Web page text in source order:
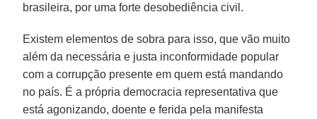
brasileira, por uma forte desobediência civil.
Existem elementos de sobra para isso, que vão muito
além da necessária e justa inconformidade popular
com a corrupção presente em quem está mandando
no país. É a própria democracia representativa que
está agonizando, doente e ferida pela manifesta